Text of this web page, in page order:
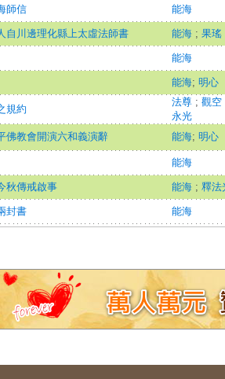
師信
能海
自川邊理化縣上太虛法師書 能海 ; 果瑤
能海
能海; 明心
規約
法尊 ; 觀空
永光
佛教會開演六和義演辭
能海; 明心
能海
秋傳戒啟事 能海 ; 釋
封書 能海